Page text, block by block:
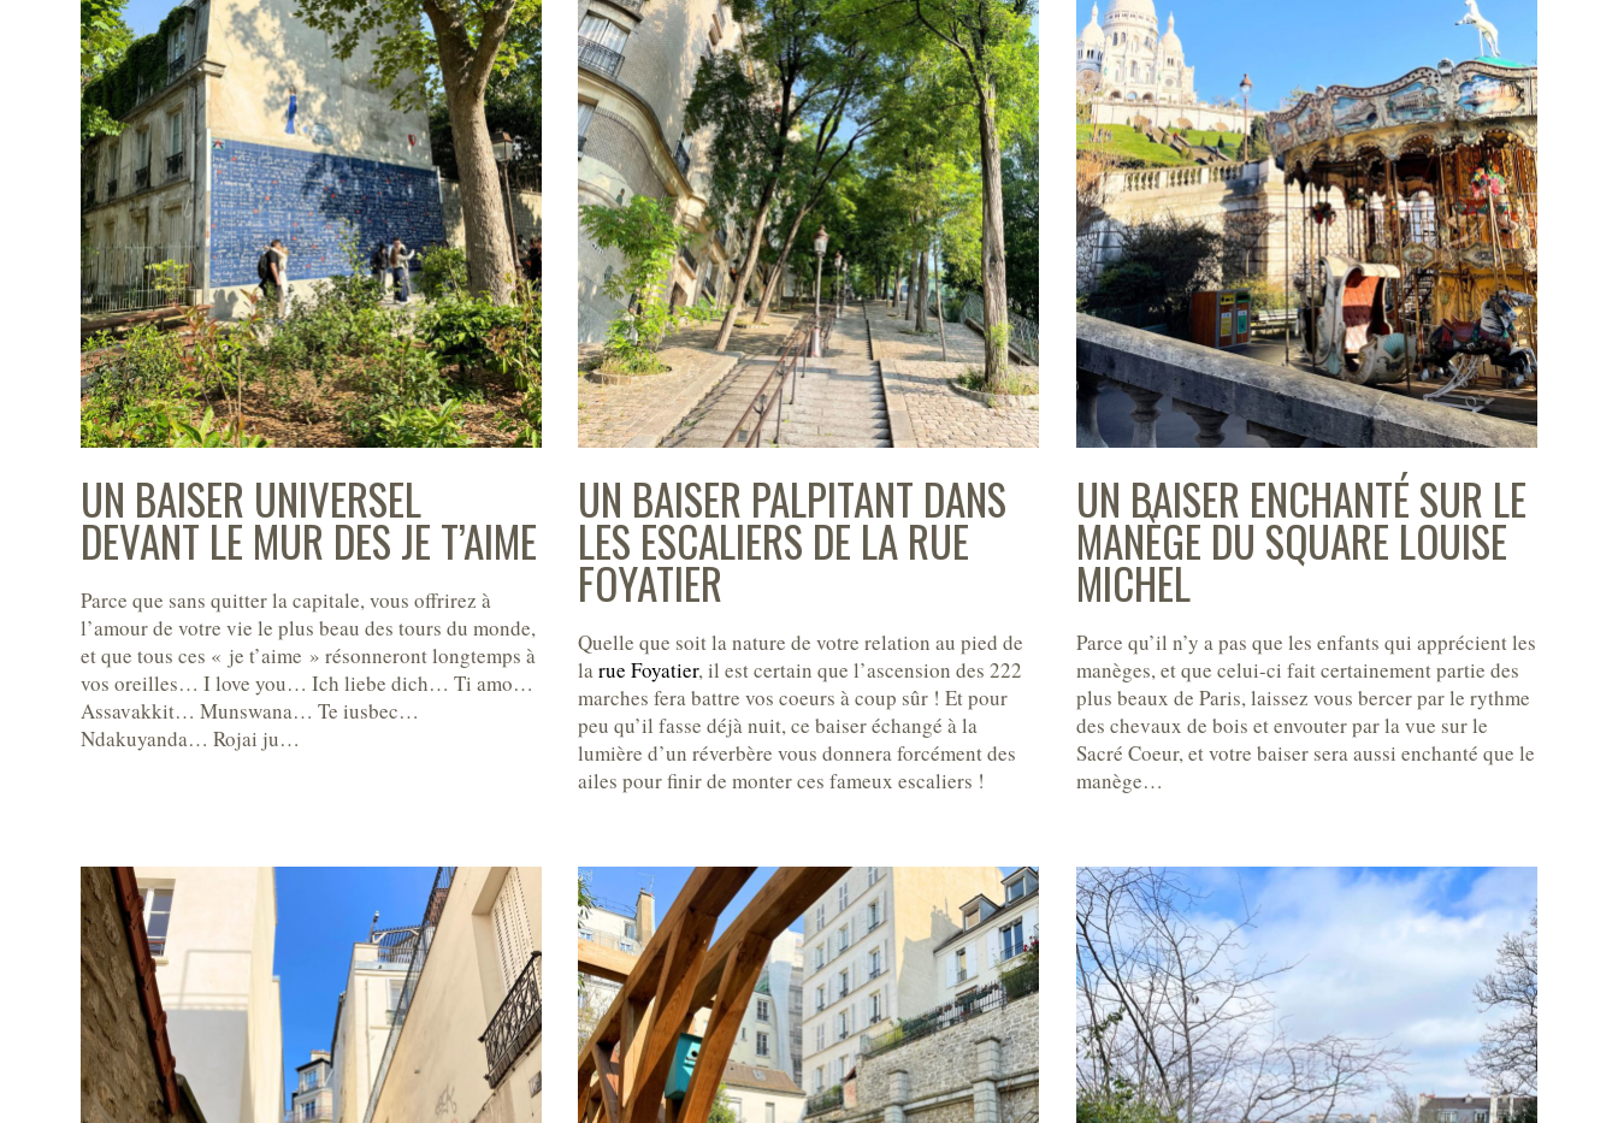
UN BAISER UNIVERSEL
DEVANT LE MUR DES JE T’AIME
Parce que sans quitter la capitale, vous offrirez à
l’amour de votre vie le plus beau des tours du monde,
et que tous ces « je t’aime » résonneront longtemps à
vos oreilles… I love you… Ich liebe dich… Ti amo…
Assavakkit… Munswana… Te iusbec…
Ndakuyanda… Rojai ju…
UN BAISER PALPITANT DANS
LES ESCALIERS DE LA RUE
FOYATIER
Quelle que soit la nature de votre relation au pied de
larue Foyatier, il est certain que l’ascension des 222
marches fera battre vos coeurs à coup sûr ! Et pour
peu qu’il fasse déjà nuit, ce baiser échangé à la
lumière d’un réverbère vous donnera forcément des
ailes pour finir de monter ces fameux escaliers !
UN BAISER ENCHANTÉ SUR LE
MANÈGE DU SQUARE LOUISE
MICHEL
Parce qu’il n’y a pas que les enfants qui apprécient les
manèges, et que celui-ci fait certainement partie des
plus beaux de Paris, laissez vous bercer par le rythme
des chevaux de bois et envouter par la vue sur le
Sacré Coeur, et votre baiser sera aussi enchanté que le
manège…